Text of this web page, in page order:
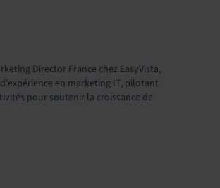
Director France chez EasyVista,
en marketing IT, pilotant
pour soutenir la croissance de